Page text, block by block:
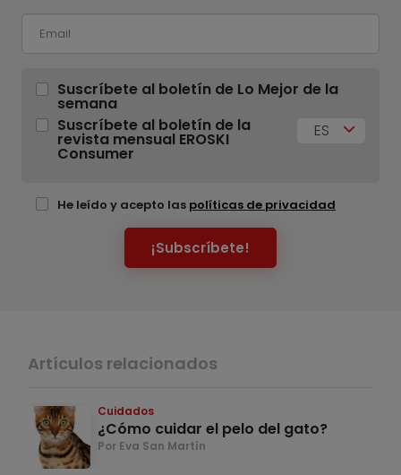
Suscríbete al boletín de Lo Mejor de la
semana
Suscríbete al boletín de la
revista mensual EROSKI
Consumer
ES
He leído y acepto las políticas de privacidad
¡Subscríbete!
Artículos relacionados
Cuidados
¿Cómo cuidar el pelo del gato?
Por Eva San Martín